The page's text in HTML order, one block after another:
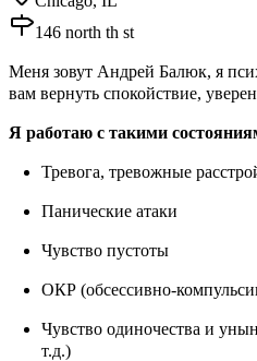
146 north th st
Меня зовут Андрей Балюк, я
вам вернуть спокойствие,
Я работаю с такими
Тревога, тревожные
Панические атаки
Чувство пустоты
ОКР (обсессивно-
Чувство одиночества и
т.д.)